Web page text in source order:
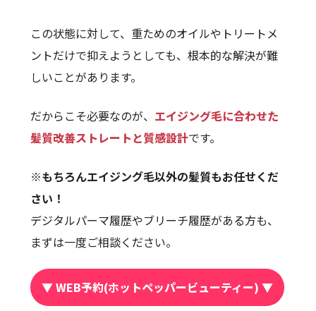
この状態に対して、重ためのオイルやトリートメ
ントだけで抑えようとしても、根本的な解決が難
しいことがあります。
だからこそ必要なのが、 エイジング毛に合わせた
髪質改善ストレートと質感設計です。
※もちろんエイジング毛以外の髪質もお任せくだ
さい！
デジタルパーマ履歴やブリーチ履歴がある方も、
まずは一度ご相談ください。
▼ WEB予約(ホットペッパービューティー) ▼